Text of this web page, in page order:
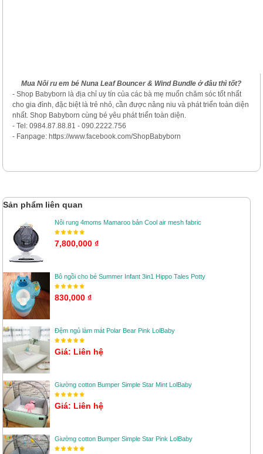
Mua Nôi ru em bé Nuna Leaf Bouncer & Wind Bundle ở đâu thì tốt?
- Shop Babyborn là địa chỉ uy tín của các bà mẹ muốn chăm sóc tốt nhất
cho gia đình, đặc biệt là trẻ nhỏ, cần được nâng niu và phát triển toàn diện
nhất. Shop Babyborn cùng bé yêu phát triển toàn diện.
- Tel: 0984.87.88.81 - 090.2222.756
- Fanpage: https://www.facebook.com/ShopBabyborn
Sản phẩm liên quan
Nôi rung 4moms Mamaroo bản Cool air mesh fabric
7,800,000 ₫
Bô ngồi cho bé Summer Infant 3in1 Hippo Tales Potty
830,000 ₫
Đệm ngủ làm mát Polar Bear Pink LolBaby
Giá: Liên hệ
Giường cotton Bumper Simple Star Mint LolBaby
Giá: Liên hệ
Giường cotton Bumper Simple Star Pink LolBaby